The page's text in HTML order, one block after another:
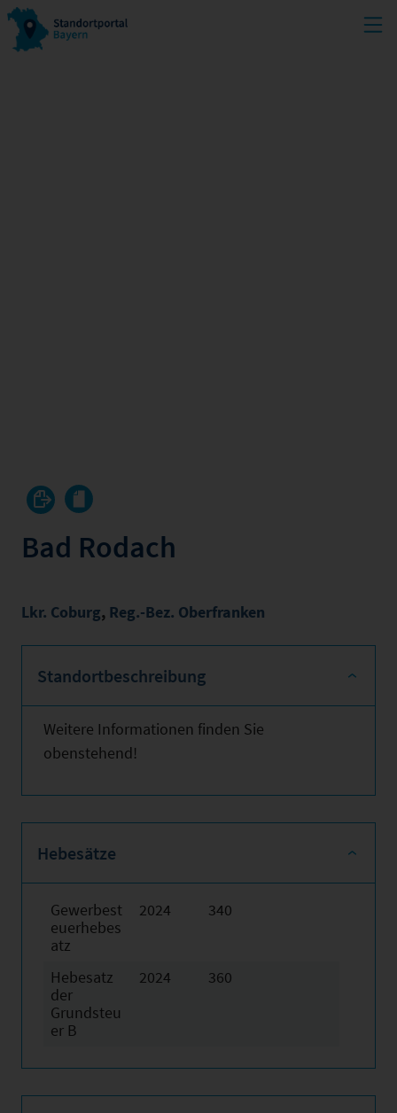
Bad Rodach
Lkr. Coburg, Reg.-Bez. Oberfranken
Standortbeschreibung
Weitere Informationen finden Sie
obenstehend!
Hebesätze
Gewerbest
euerhebes
atz
2024 340
Hebesatz
der
Grundsteu
er B
2024 360